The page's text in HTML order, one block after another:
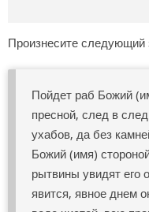
Произнесите следующий
Пойдет раб Божий
пресной, след в
ухабов, да без
Божий (имя)
рытвины увидят его
явится, явное днем